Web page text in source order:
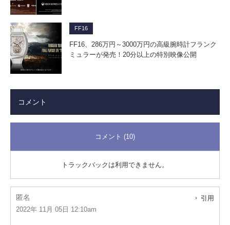
FF16
FF16、286万円～3000万円の高級腕時計フランク
ミュラーが発売！20分以上の特別映像公開
コメント
コメント (10)
トラックバックは利用できません。
匿名
2022年 11月 05日 12:10am
引用